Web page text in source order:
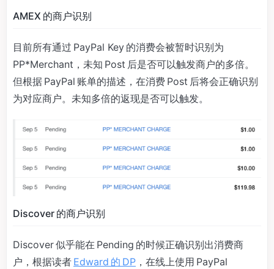
AMEX 的商户识别
目前所有通过 PayPal Key 的消费会被暂时识别为
PP*Merchant，未知 Post 后是否可以触发商户的多倍。
但根据 PayPal 账单的描述，在消费 Post 后将会正确识别
为对应商户。未知多倍的返现是否可以触发。
Discover 的商户识别
Discover 似乎能在 Pending 的时候正确识别出消费商
户，根据读者 Edward 的 DP ，在线上使用 PayPal